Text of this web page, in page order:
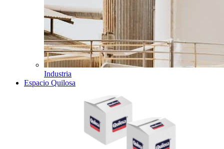
Industria
Espacio Quilosa